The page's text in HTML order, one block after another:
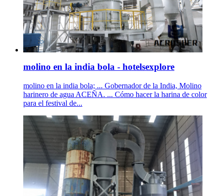
molino en la india bola - hotelsexplore
molino en la india bola; ... Gobernador de la India, Molino
harinero de agua ACEÑA. ... Cómo hacer la harina de color
para el festival de...